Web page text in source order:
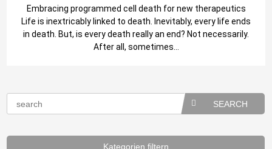
Embracing programmed cell death for new therapeutics
Life is inextricably linked to death. Inevitably, every life ends
in death. But, is every death really an end? Not necessarily.
After all, sometimes...
SEARCH
Kategorien filtern